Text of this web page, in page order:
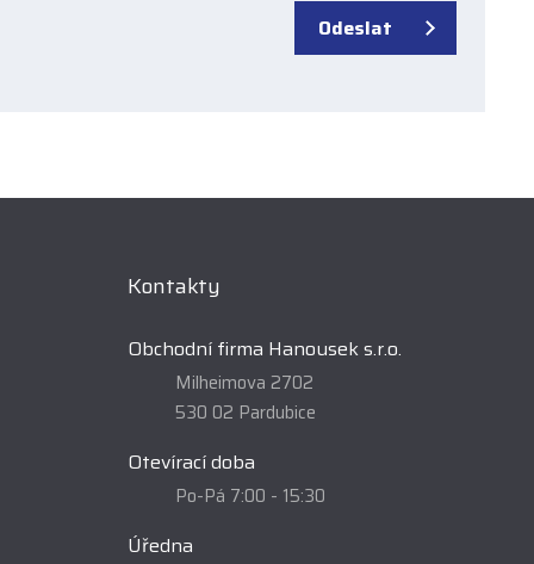
Odeslat
Kontakty
Obchodní firma Hanousek s.r.o.
Milheimova 2702
530 02 Pardubice
Otevírací doba
Po-Pá 7:00 - 15:30
Úředna